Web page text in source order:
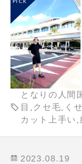
となりの人間
目,クセ毛,く
カット上手い
2023.08.19